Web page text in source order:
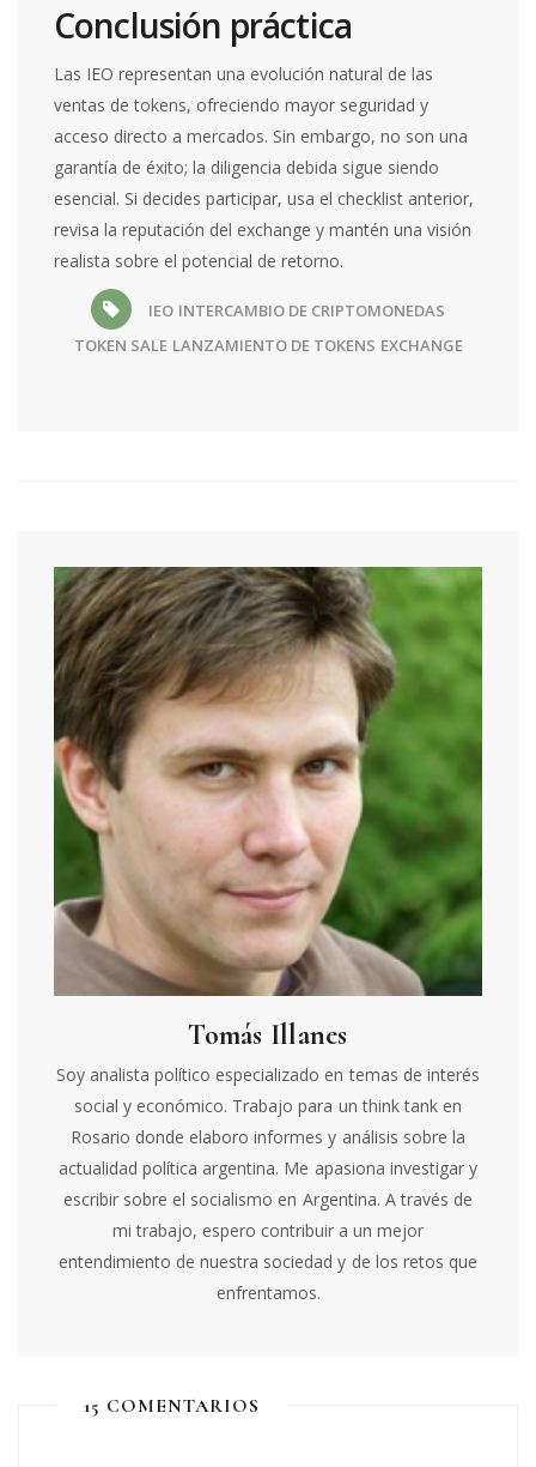
Conclusión práctica
Las IEO representan una evolución natural de las
ventas de tokens, ofreciendo mayor seguridad y
acceso directo a mercados. Sin embargo, no son una
garantía de éxito; la diligencia debida sigue siendo
esencial. Si decides participar, usa el checklist anterior,
revisa la reputación del exchange y mantén una visión
realista sobre el potencial de retorno.
IEO INTERCAMBIO DE CRIPTOMONEDAS
TOKEN SALE LANZAMIENTO DE TOKENS EXCHANGE
Tomás Illanes
Soy analista político especializado en temas de interés
social y económico. Trabajo para un think tank en
Rosario donde elaboro informes y análisis sobre la
actualidad política argentina. Me apasiona investigar y
escribir sobre el socialismo en Argentina. A través de
mi trabajo, espero contribuir a un mejor
entendimiento de nuestra sociedad y de los retos que
enfrentamos.
15 COMENTARIOS